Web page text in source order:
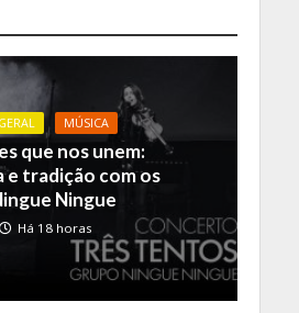
GERAL MÚSICA
que nos unem:
e tradição com os
Ningue
Há 18 horas